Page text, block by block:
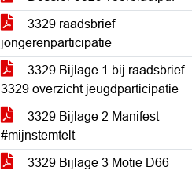
3329 raadsbrief
jongerenparticipatie
3329 Bijlage 1 bij raadsbrief
3329 overzicht jeugdparticipatie
3329 Bijlage 2 Manifest
#mijnstemtelt
3329 Bijlage 3 Motie D66